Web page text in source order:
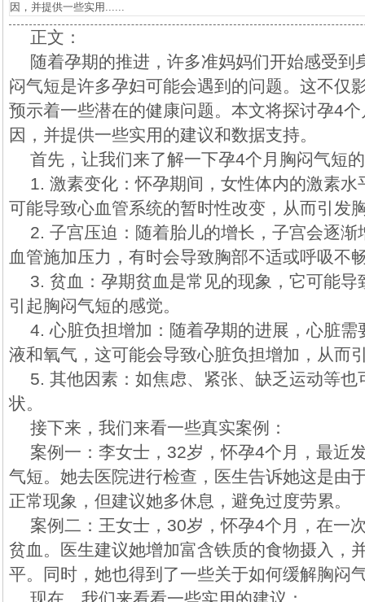
因，并提供一些实用......
正文：
随着孕期的推进，许多准妈妈们开始感受到
闷气短是许多孕妇可能会遇到的问题。这不仅
预示着一些潜在的健康问题。本文将探讨孕4
因，并提供一些实用的建议和数据支持。
首先，让我们来了解一下孕4个月胸闷气短
1. 激素变化：怀孕期间，女性体内的激素水
可能导致心血管系统的暂时性改变，从而引发
2. 子宫压迫：随着胎儿的增长，子宫会逐渐
血管施加压力，有时会导致胸部不适或呼吸不
3. 贫血：孕期贫血是常见的现象，它可能导
引起胸闷气短的感觉。
4. 心脏负担增加：随着孕期的进展，心脏需
液和氧气，这可能会导致心脏负担增加，从而
5. 其他因素：如焦虑、紧张、缺乏运动等也
状。
接下来，我们来看一些真实案例：
案例一：李女士，32岁，怀孕4个月，最近
气短。她去医院进行检查，医生告诉她这是由
正常现象，但建议她多休息，避免过度劳累。
案例二：王女士，30岁，怀孕4个月，在一
贫血。医生建议她增加富含铁质的食物摄入，
平。同时，她也得到了一些关于如何缓解胸闷